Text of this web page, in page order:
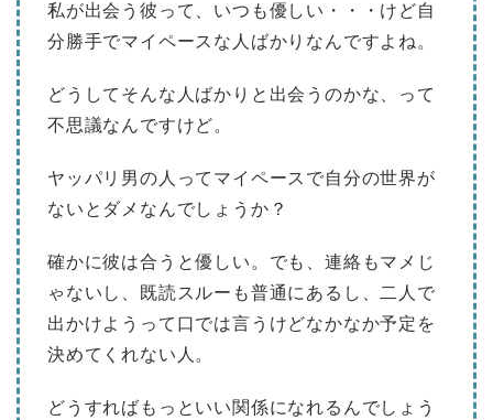
私が出会う彼って、いつも優しい・・・けど自
分勝手でマイペースな人ばかりなんですよね。
どうしてそんな人ばかりと出会うのかな、って
不思議なんですけど。
ヤッパリ男の人ってマイペースで自分の世界が
ないとダメなんでしょうか？
確かに彼は合うと優しい。でも、連絡もマメじ
ゃないし、既読スルーも普通にあるし、二人で
出かけようって口では言うけどなかなか予定を
決めてくれない人。
どうすればもっといい関係になれるんでしょう